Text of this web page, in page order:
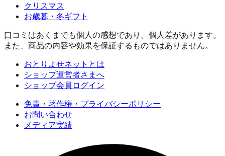
クリスマス
お歳暮・冬ギフト
口コミはあくまでも個人の感想であり、個人差があります。
また、商品の内容や効果を保証するものではありません。
おとりよせネットとは
ショップ運営者さまへ
ショップ会員ログイン
免責・著作権・プライバシーポリシー
お問い合わせ
メディア実績